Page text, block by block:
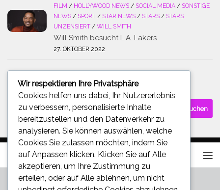
FILM / HOLLYWOOD NEWS / SOCIAL MEDIA / SONSTIGE
NEWS / SPORT / STAR NEWS / STARS / STARS
UNZENSIERT / WILL SMITH
Will Smith besucht L.A. Lakers
27. OKTOBER 2022
Suchen
nach:
Wir respektieren Ihre Privatsphäre
Cookies helfen uns dabei, Ihr Nutzererlebnis
zu verbessern, personalisierte Inhalte
bereitzustellen und den Datenverkehr zu
analysieren. Sie können auswählen, welche
Cookies Sie zulassen möchten, indem Sie
auf Anpassen klicken. Klicken Sie auf Alle
akzeptieren , um Ihre Zustimmung zu
erteilen, oder auf Alle ablehnen , um nicht